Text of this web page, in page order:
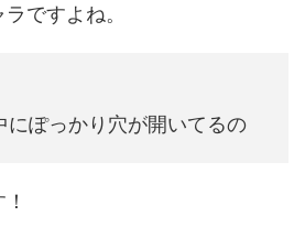
ですよね。
にぽっかり穴が開いてるの